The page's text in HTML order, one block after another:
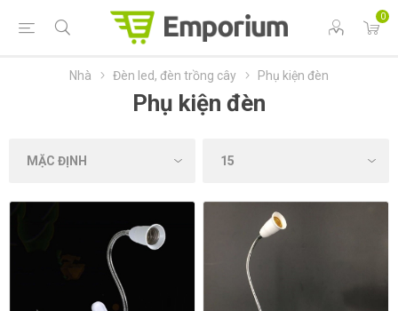
0
Nhà Đèn led, đèn trồng cây Phụ kiện đèn
Phụ kiện đèn